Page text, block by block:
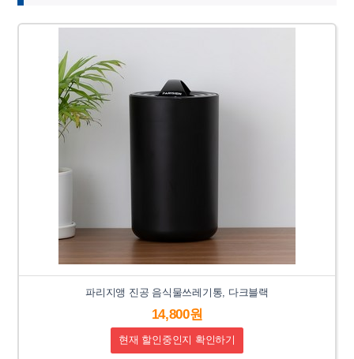
파리지앵 진공 음식물쓰레기통, 다크블랙
14,800원
현재 할인중인지 확인하기